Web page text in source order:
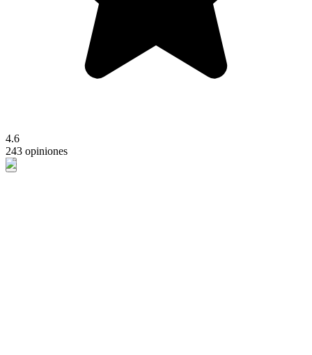
4.6
243 opiniones